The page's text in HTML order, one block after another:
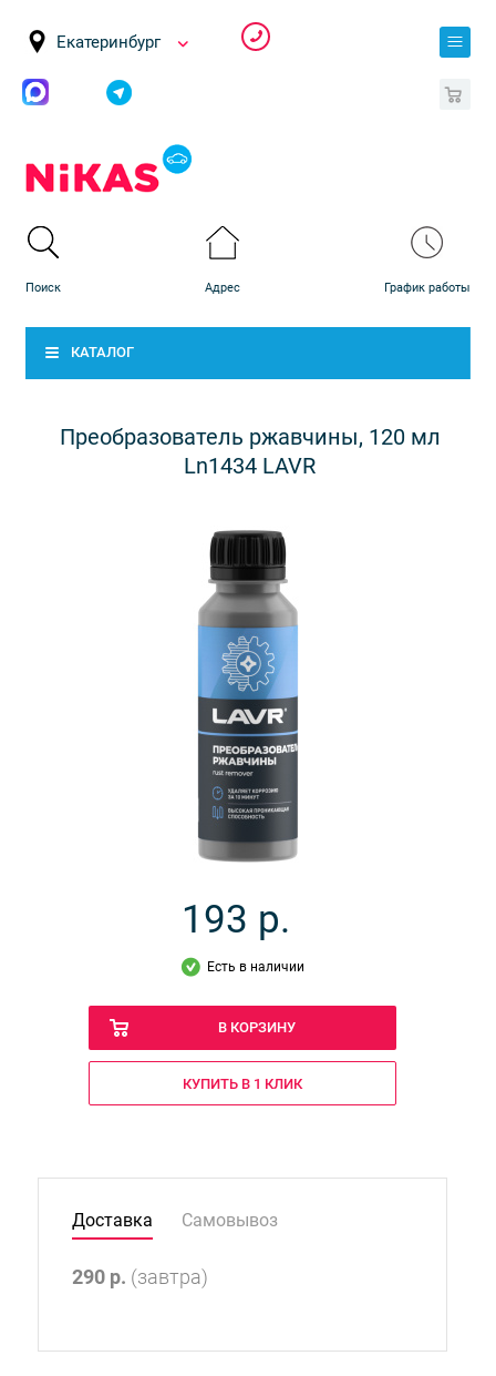
Екатеринбург
КАТАЛОГ
Преобразователь ржавчины, 120 мл
Ln1434 LAVR
193 р.
Есть в наличии
В КОРЗИНУ
КУПИТЬ В 1 КЛИК
Доставка Самовывоз
290 р. (завтра)